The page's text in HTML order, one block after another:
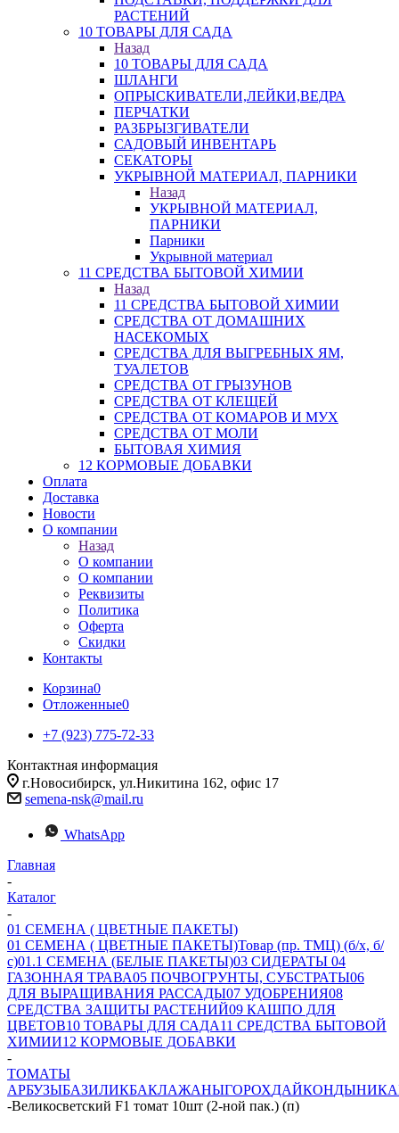
РАСТЕНИЙ
10 ТОВАРЫ ДЛЯ САДА
Назад
10 ТОВАРЫ ДЛЯ САДА
ШЛАНГИ
ОПРЫСКИВАТЕЛИ,ЛЕЙКИ,ВЕДРА
ПЕРЧАТКИ
РАЗБРЫЗГИВАТЕЛИ
САДОВЫЙ ИНВЕНТАРЬ
СЕКАТОРЫ
УКРЫВНОЙ МАТЕРИАЛ, ПАРНИКИ
Назад
УКРЫВНОЙ МАТЕРИАЛ,
ПАРНИКИ
Парники
Укрывной материал
11 СРЕДСТВА БЫТОВОЙ ХИМИИ
Назад
11 СРЕДСТВА БЫТОВОЙ ХИМИИ
СРЕДСТВА ОТ ДОМАШНИХ
НАСЕКОМЫХ
СРЕДСТВА ДЛЯ ВЫГРЕБНЫХ ЯМ,
ТУАЛЕТОВ
СРЕДСТВА ОТ ГРЫЗУНОВ
СРЕДСТВА ОТ КЛЕЩЕЙ
СРЕДСТВА ОТ КОМАРОВ И МУХ
СРЕДСТВА ОТ МОЛИ
БЫТОВАЯ ХИМИЯ
12 КОРМОВЫЕ ДОБАВКИ
Оплата
Доставка
Новости
О компании
Назад
О компании
О компании
Реквизиты
Политика
Оферта
Скидки
Контакты
Корзина0
Отложенные0
+7 (923) 775-72-33
Контактная информация
г.Новосибирск, ул.Никитина 162, офис 17
semena-nsk@mail.ru
WhatsApp
Главная
-
Каталог
-
01 СЕМЕНА ( ЦВЕТНЫЕ ПАКЕТЫ)
01 СЕМЕНА ( ЦВЕТНЫЕ ПАКЕТЫ)Товар (пр. ТМЦ) (б/х, б/
с)01.1 СЕМЕНА (БЕЛЫЕ ПАКЕТЫ)03 СИДЕРАТЫ 04
ГАЗОННАЯ ТРАВА05 ПОЧВОГРУНТЫ, СУБСТРАТЫ06
ДЛЯ ВЫРАЩИВАНИЯ РАССАДЫ07 УДОБРЕНИЯ08
СРЕДСТВА ЗАЩИТЫ РАСТЕНИЙ09 КАШПО ДЛЯ
ЦВЕТОВ10 ТОВАРЫ ДЛЯ САДА11 СРЕДСТВА БЫТОВОЙ
ХИМИИ12 КОРМОВЫЕ ДОБАВКИ
-
ТОМАТЫ
АРБУЗЫБАЗИЛИКБАКЛАЖАНЫГОРОХДАЙКОНДЫНИ
-Великосветский F1 томат 10шт (2-ной пак.) (п)